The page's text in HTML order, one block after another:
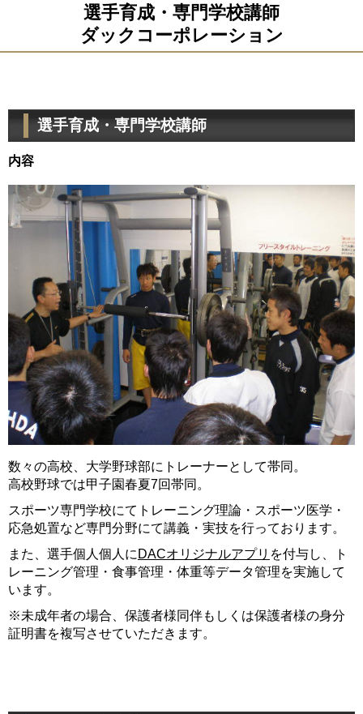
選手育成・専門学校講師
ダックコーポレーション
選手育成・専門学校講師
内容
数々の高校、大学野球部にトレーナーとして帯同。
高校野球では甲子園春夏7回帯同。
スポーツ専門学校にてトレーニング理論・スポーツ医学・
応急処置など専門分野にて講義・実技を行っております。
また、選手個人個人に DACオリジナルアプリ を付与し、ト
レーニング管理・食事管理・体重等データ管理を実施して
います。
※未成年者の場合、保護者様同伴もしくは保護者様の身分
証明書を複写させていただきます。